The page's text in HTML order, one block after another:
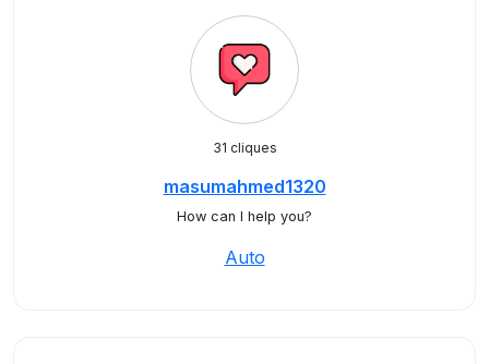
31 cliques
masumahmed1320
How can I help you?
Auto